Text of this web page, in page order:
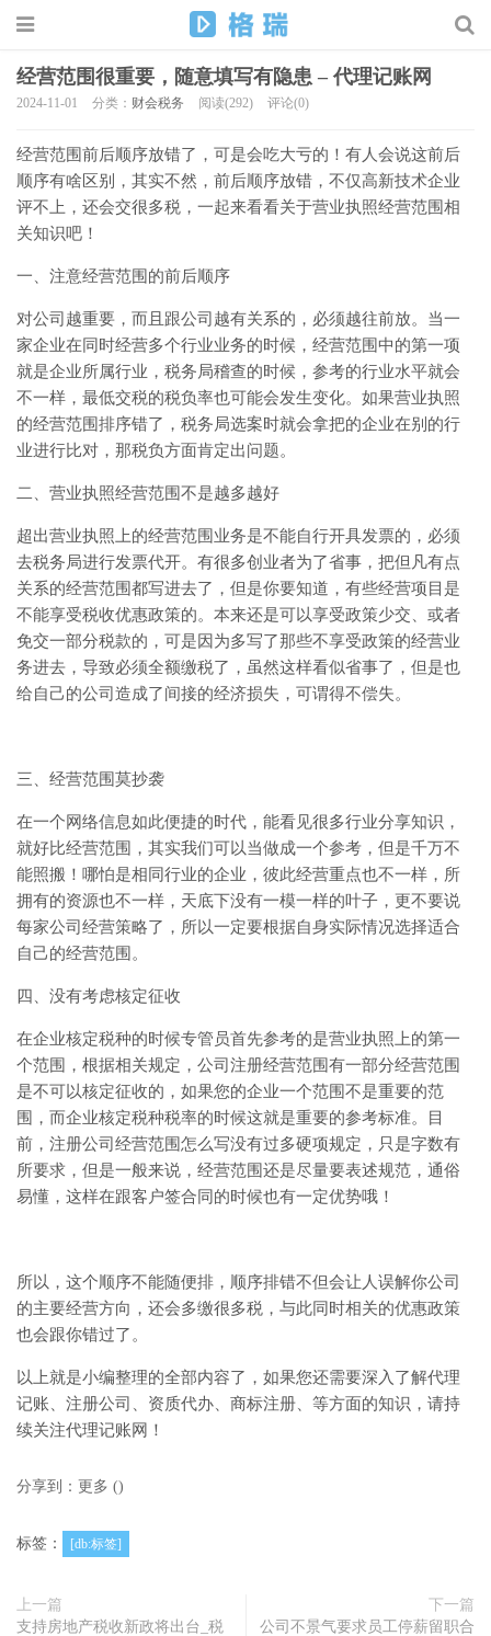
经营范围很重要，随意填写有隐患 – 代理记账网
2024-11-01 分类： 财会税务 阅读(292) 评论(0)
经营范围前后顺序放错了，可是会吃大亏的！有人会说这前后
顺序有啥区别，其实不然，前后顺序放错，不仅高新技术企业
评不上，还会交很多税，一起来看看关于营业执照经营范围相
关知识吧！
一、注意经营范围的前后顺序
对公司越重要，而且跟公司越有关系的，必须越往前放。当一
家企业在同时经营多个行业业务的时候，经营范围中的第一项
就是企业所属行业，税务局稽查的时候，参考的行业水平就会
不一样，最低交税的税负率也可能会发生变化。如果营业执照
的经营范围排序错了，税务局选案时就会拿把的企业在别的行
业进行比对，那税负方面肯定出问题。
二、营业执照经营范围不是越多越好
超出营业执照上的经营范围业务是不能自行开具发票的，必须
去税务局进行发票代开。有很多创业者为了省事，把但凡有点
关系的经营范围都写进去了，但是你要知道，有些经营项目是
不能享受税收优惠政策的。本来还是可以享受政策少交、或者
免交一部分税款的，可是因为多写了那些不享受政策的经营业
务进去，导致必须全额缴税了，虽然这样看似省事了，但是也
给自己的公司造成了间接的经济损失，可谓得不偿失。
三、经营范围莫抄袭
在一个网络信息如此便捷的时代，能看见很多行业分享知识，
就好比经营范围，其实我们可以当做成一个参考，但是千万不
能照搬！哪怕是相同行业的企业，彼此经营重点也不一样，所
拥有的资源也不一样，天底下没有一模一样的叶子，更不要说
每家公司经营策略了，所以一定要根据自身实际情况选择适合
自己的经营范围。
四、没有考虑核定征收
在企业核定税种的时候专管员首先参考的是营业执照上的第一
个范围，根据相关规定，公司注册经营范围有一部分经营范围
是不可以核定征收的，如果您的企业一个范围不是重要的范
围，而企业核定税种税率的时候这就是重要的参考标准。目
前，注册公司经营范围怎么写没有过多硬项规定，只是字数有
所要求，但是一般来说，经营范围还是尽量要表述规范，通俗
易懂，这样在跟客户签合同的时候也有一定优势哦！
所以，这个顺序不能随便排，顺序排错不但会让人误解你公司
的主要经营方向，还会多缴很多税，与此同时相关的优惠政策
也会跟你错过了。
以上就是小编整理的全部内容了，如果您还需要深入了解代理
记账、注册公司、资质代办、商标注册、等方面的知识，请持
续关注代理记账网！
分享到： 更多 ()
标签： [db:标签]
上一篇
支持房地产税收新政将出台_税
下一篇
公司不景气要求员工停薪留职合